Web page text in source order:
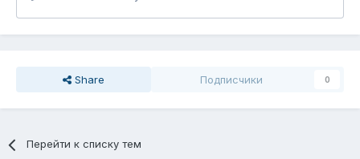
Share Подписчики 0
Перейти к списку тем